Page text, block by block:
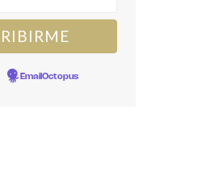
EmailOctopus